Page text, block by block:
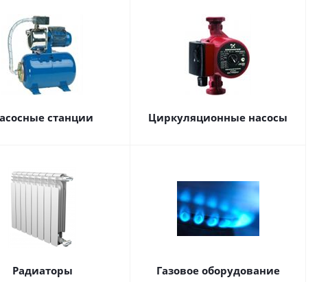
станции Циркуляционные насосы
Радиаторы Газовое оборудование